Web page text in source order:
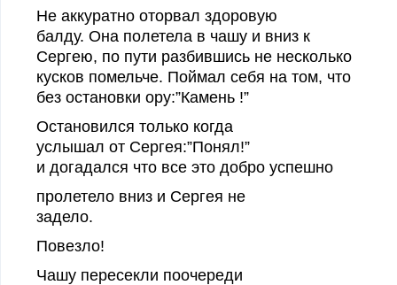
Не аккуратно оторвал здоровую
балду. Она полетела в чашу и вниз к
Сергею, по пути разбившись не несколько
кусков помельче. Поймал себя на том, что
без остановки ору:”Камень !”
Остановился только когда
услышал от Сергея:”Понял!”
и догадался что все это добро успешно
пролетело вниз и Сергея не
задело.
Повезло!
Чашу пересекли поочереди